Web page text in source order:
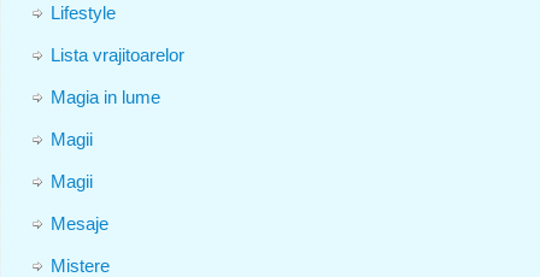
Lifestyle
Lista vrajitoarelor
Magia in lume
Magii
Magii
Mesaje
Mistere